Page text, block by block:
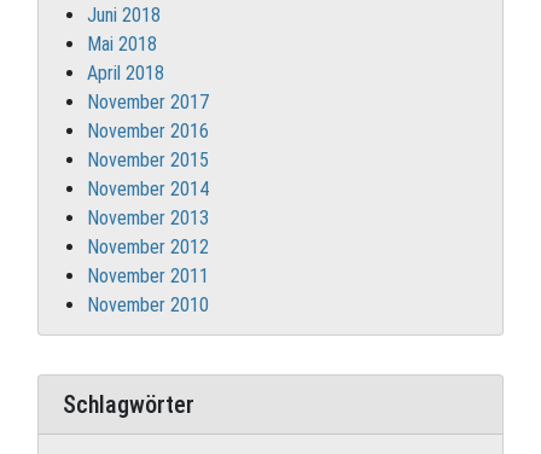
Juni 2018
Mai 2018
April 2018
November 2017
November 2016
November 2015
November 2014
November 2013
November 2012
November 2011
November 2010
Schlagwörter